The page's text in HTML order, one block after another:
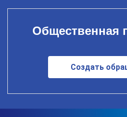
Общественная
Создать